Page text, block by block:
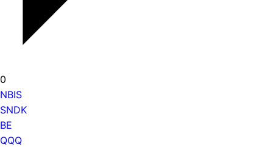
0
NBIS
SNDK
BE
QQQ